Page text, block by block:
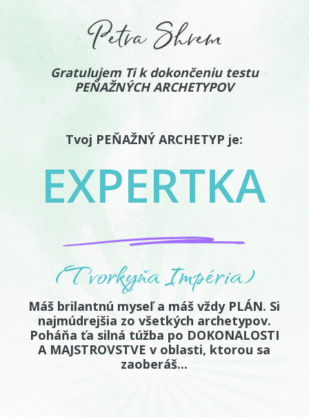
Gratulujem Ti k dokončeniu testu
PEŇAŽNÝCH ARCHETYPOV
Tvoj PEŇAŽNÝ ARCHETYP je:
EXPERTKA
(Tvorkyňa Impéria)
Máš brilantnú myseľ a máš vždy PLÁN. Si
najmúdrejšia zo všetkých archetypov.
Poháňa ťa silná túžba po DOKONALOSTI
A MAJSTROVSTVE v oblasti, ktorou sa
zaoberáš...